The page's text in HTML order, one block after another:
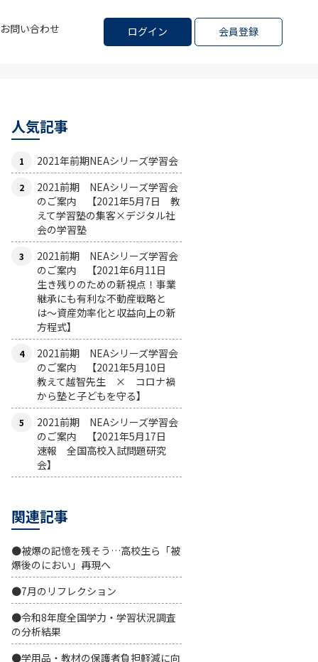
ログイン 会員登録
お問い合わせ
人気記事
2021年前期NEAシリーズ学習会
2021前期 NEAシリーズ学習会
のご案内 【2021年5月7日 教
えて学習塾の集客×デジタル社
会の学習塾
2021前期 NEAシリーズ学習会
のご案内 【2021年6月11日
生き残りのための新視点！事業
継承にも有利な不動産戦略と
は〜資産効率化と収益向上の新
方程式】
2021前期 NEAシリーズ学習会
のご案内 【2021年5月10日
教えて越智先生 × コロナ禍
から塾と子どもを守る】
2021前期 NEAシリーズ学習会
のご案内 【2021年5月17日
速報 全国高校入試問題研究
会】
関連記事
●被爆の記憶を残そう…高校生ら「被
爆後のにおい」再現へ
●7月のリフレクション
●令和8年度全国学力・学習状況調査
の分析結果
●学用品・教材の保護者負担軽減に向